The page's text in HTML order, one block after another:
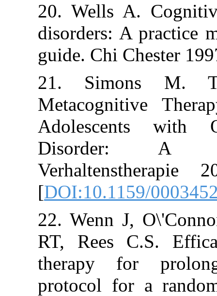
20. Wells A.
disorders: A
guide. Chi
21. Simons
Adolescents
Disorder:
[DOI:10.1159/
22. Wenn J,
RT, Rees
therapy for
protocol for a